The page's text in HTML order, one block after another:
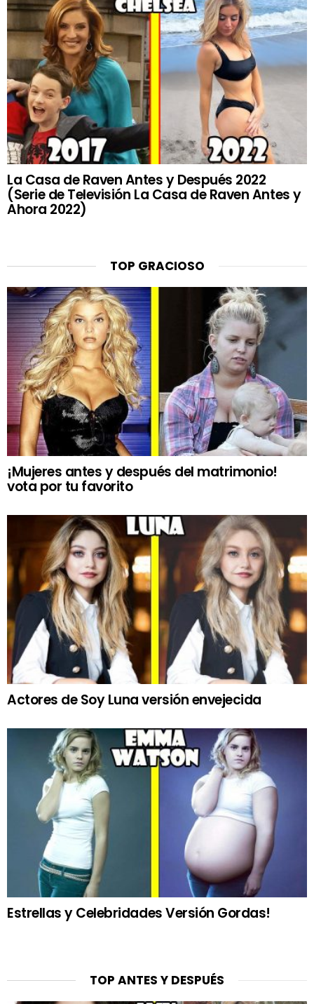
La Casa de Raven Antes y Después 2022
(Serie de Televisión La Casa de Raven Antes y
Ahora 2022)
TOP GRACIOSO
¡Mujeres antes y después del matrimonio!
vota por tu favorito
Actores de Soy Luna versión envejecida
Estrellas y Celebridades Versión Gordas!
TOP ANTES Y DESPUÉS